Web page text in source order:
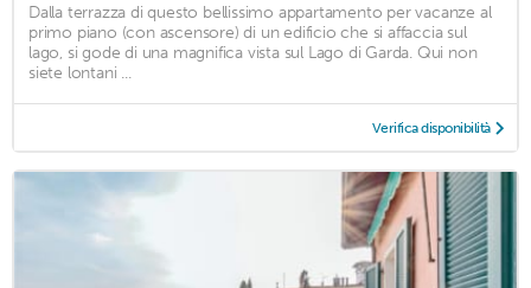
Dalla terrazza di questo bellissimo appartamento per vacanze al
primo piano (con ascensore) di un edificio che si affaccia sul
lago, si gode di una magnifica vista sul Lago di Garda. Qui non
siete lontani ...
Verifica disponibilità